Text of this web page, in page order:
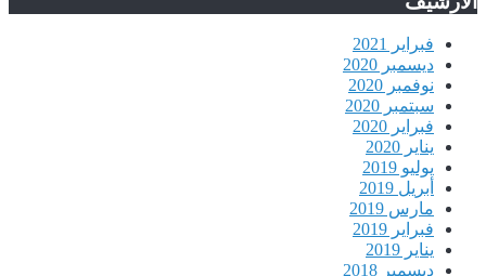
فبراير 2021
ديسمبر 2020
نوفمبر 2020
سبتمبر 2020
فبراير 2020
يناير 2020
يوليو 2019
أبريل 2019
مارس 2019
فبراير 2019
يناير 2019
ديسمبر 2018